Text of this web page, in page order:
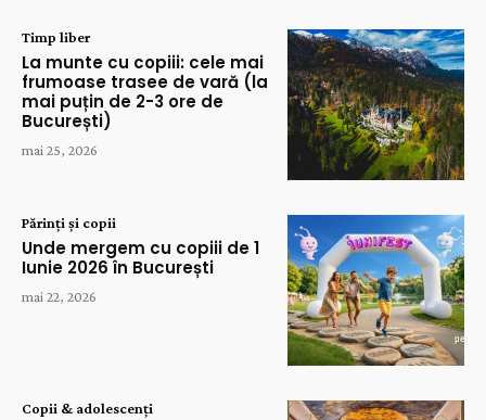
Timp liber
La munte cu copiii: cele mai
frumoase trasee de vară (la
mai puțin de 2-3 ore de
București)
mai 25, 2026
Părinți și copii
Unde mergem cu copiii de 1
Iunie 2026 în București
mai 22, 2026
Copii & adolescenți